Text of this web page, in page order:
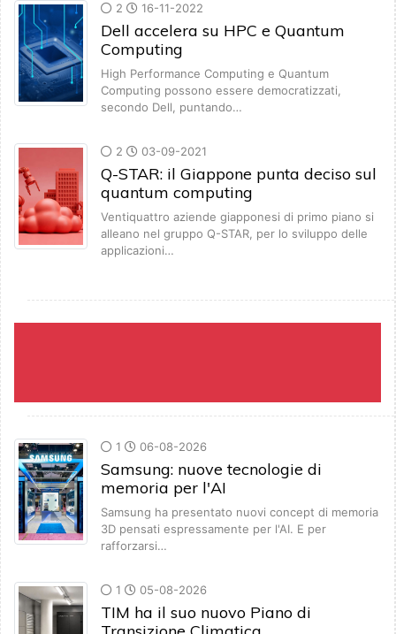
2 16-11-2022
Dell accelera su HPC e Quantum
Computing
High Performance Computing e Quantum
Computing possono essere democratizzati,
secondo Dell, puntando…
2 03-09-2021
Q-STAR: il Giappone punta deciso sul
quantum computing
Ventiquattro aziende giapponesi di primo piano si
alleano nel gruppo Q-STAR, per lo sviluppo delle
applicazioni…
1 06-08-2026
Samsung: nuove tecnologie di
memoria per l'AI
Samsung ha presentato nuovi concept di memoria
3D pensati espressamente per l'AI. E per
rafforzarsi…
1 05-08-2026
TIM ha il suo nuovo Piano di